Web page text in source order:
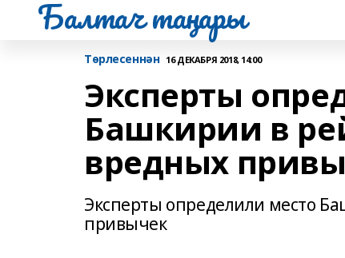
Балтач таңнары
Tөрлесеннән 16 ДЕКАБРЯ 2018, 14:00
Эксперты
Башкирии в
вредных
Эксперты определили место
привычек